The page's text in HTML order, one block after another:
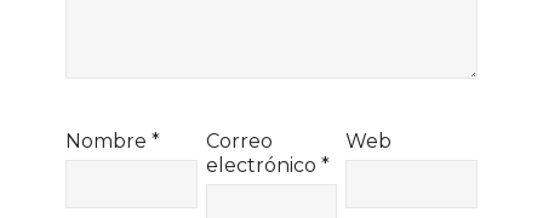
Nombre *
Correo
electrónico *
Web